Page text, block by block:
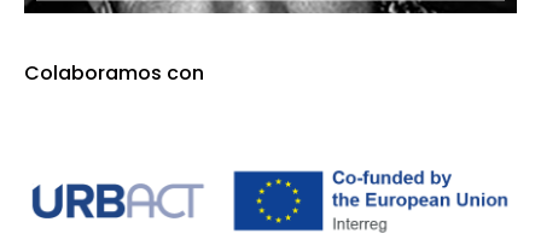
Colaboramos con